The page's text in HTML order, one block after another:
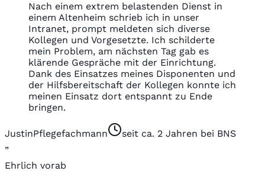
Nach einem extrem belastenden Dienst in
einem Altenheim schrieb ich in unser
Intranet, prompt meldeten sich diverse
Kollegen und Vorgesetzte. Ich schilderte
mein Problem, am nächsten Tag gab es
klärende Gespräche mit der Einrichtung.
Dank des Einsatzes meines Disponenten und
der Hilfsbereitschaft der Kollegen konnte ich
meinen Einsatz dort entspannt zu Ende
bringen.
JustinPflegefachmann
seit ca. 2 Jahren bei BNS
„
Ehrlich vorab